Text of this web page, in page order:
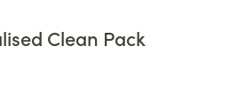
Clean Pack